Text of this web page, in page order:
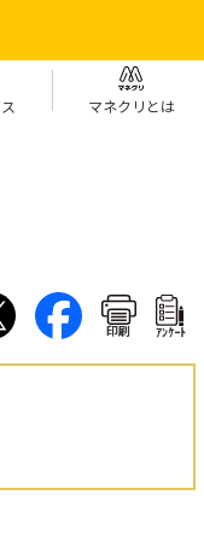
マネクリとは
印刷 ｱﾝｹｰﾄ